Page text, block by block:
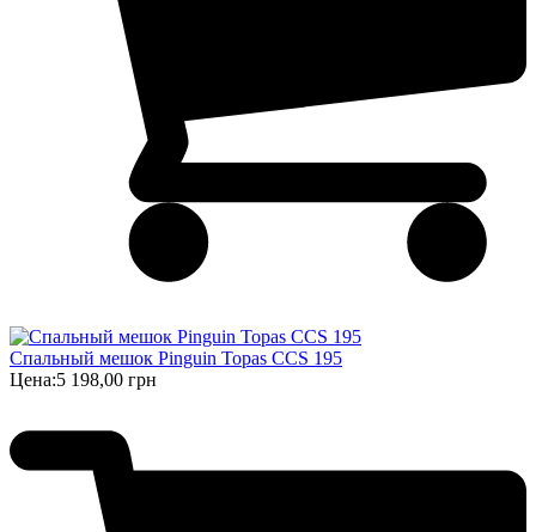
Спальный мешок Pinguin Topas CCS 195
Цена:5 198,00 грн